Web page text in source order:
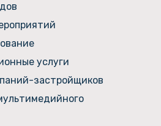
услуги
застройщиков